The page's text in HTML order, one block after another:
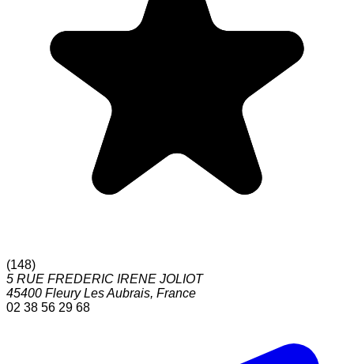
(148)
5 RUE FREDERIC IRENE JOLIOT
45400 Fleury Les Aubrais, France
02 38 56 29 68